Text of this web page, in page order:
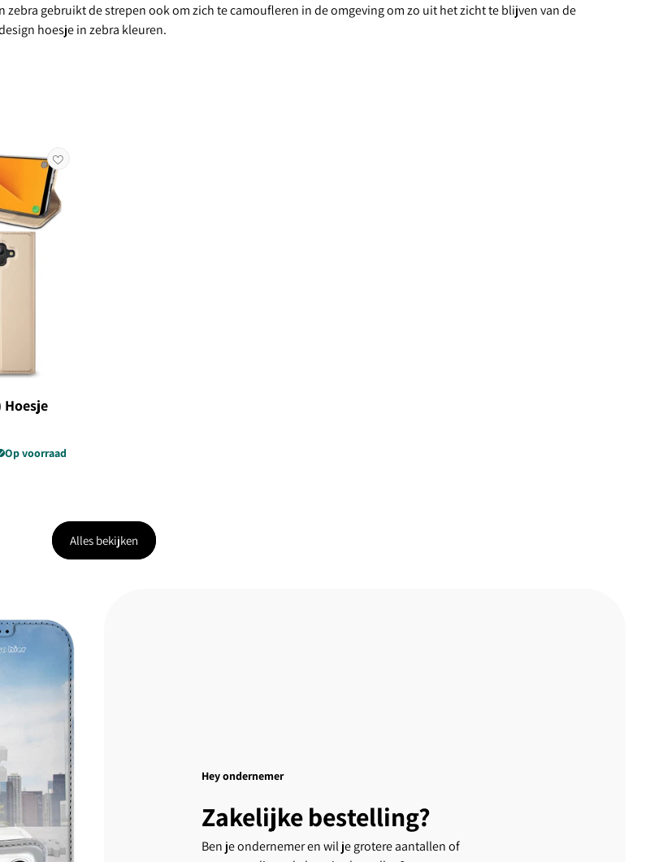
gebruikt de strepen ook om zich te camoufleren in de omgeving om zo uit het zicht te blijven van de
hoesje in zebra kleuren.
Hoesje
Op voorraad
Alles bekijken
Hey ondernemer
Zakelijke bestelling?
Ben je ondernemer en wil je grotere aantallen of